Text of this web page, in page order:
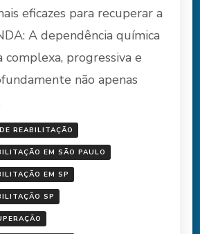
eficazes para recuperar a
A dependência química
complexa, progressiva e
não apenas
REABILITAÇÃO
EM SÃO PAULO
EM SP
SP